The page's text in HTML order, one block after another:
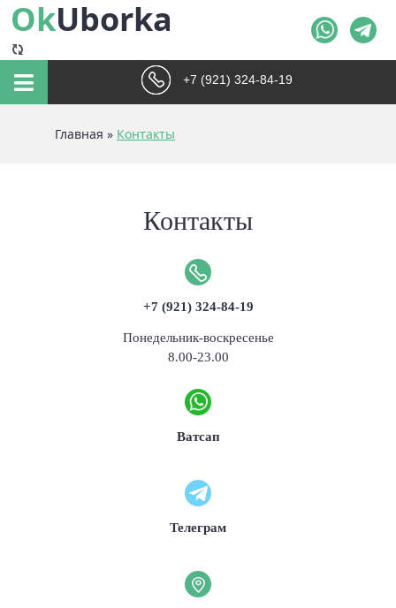
OkUborka
+7 (921) 324-84-19
Главная » Контакты
Контакты
+7 (921) 324-84-19
Понедельник-воскресенье
8.00-23.00
Ватсап
Телеграм